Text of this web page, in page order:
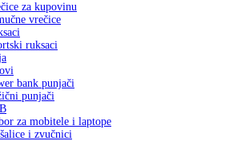
za kupovinu
vrečice
ruksaci
bank punjači
punjači
za mobitele i laptope
i zvučnici